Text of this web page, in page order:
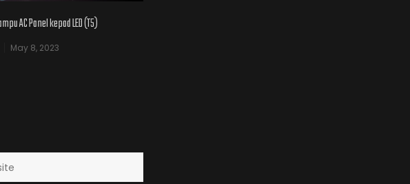
AC Panel kepad LED (T5)
May 8, 2023